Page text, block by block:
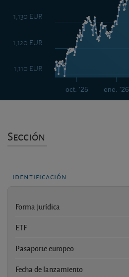
ene. '26
oct. '25
1,110 EUR
1,120 EUR
1,130 EUR
Sección
identificación
Forma jurídica
ETF
Pasaporte europeo
Fecha de lanzamiento